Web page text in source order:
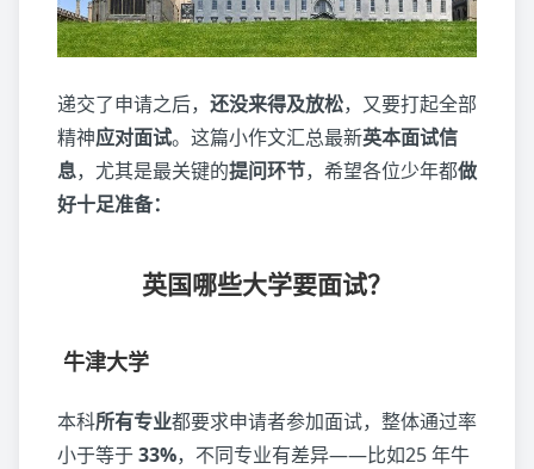
递交了申请之后， 还没来得及放松，又要打起全部
精神应对面试。这篇小作文汇总最新英本面试信
息，尤其是最关键的提问环节，希望各位少年都做
好十足准备：
英国哪些大学要面试？
牛津大学
本科所有专业都要求申请者参加面试，整体通过率
小于等于33%，不同专业有差异——比如25 年牛